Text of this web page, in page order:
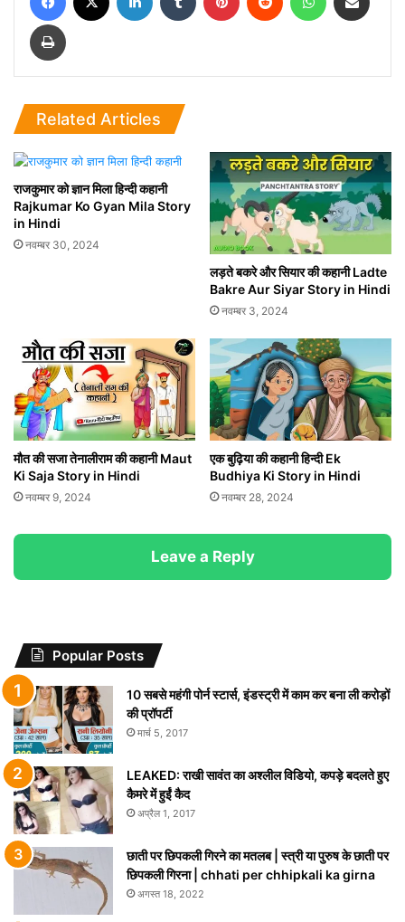
Print
Related Articles
राजकुमार को ज्ञान मिला हिन्दी कहानी
Rajkumar Ko Gyan Mila Story
in Hindi
नवम्बर 30, 2024
लड़ते बकरे और सियार की कहानी Ladte
Bakre Aur Siyar Story in Hindi
नवम्बर 3, 2024
मौत की सजा तेनालीराम की कहानी Maut
Ki Saja Story in Hindi
नवम्बर 9, 2024
एक बुढ़िया की कहानी हिन्दी Ek
Budhiya Ki Story in Hindi
नवम्बर 28, 2024
Leave a Reply
Popular Posts
10 सबसे महंगी पोर्न स्टार्स, इंडस्ट्री में काम कर बना ली करोड़ों
की प्रॉपर्टी
मार्च 5, 2017
LEAKED: राखी सावंत का अश्लील विडियो, कपड़े बदलते हुए
कैमरे में हुईं कैद
अप्रैल 1, 2017
छाती पर छिपकली गिरने का मतलब | स्त्री या पुरुष के छाती पर
छिपकली गिरना | chhati per chhipkali ka girna
अगस्त 18, 2022